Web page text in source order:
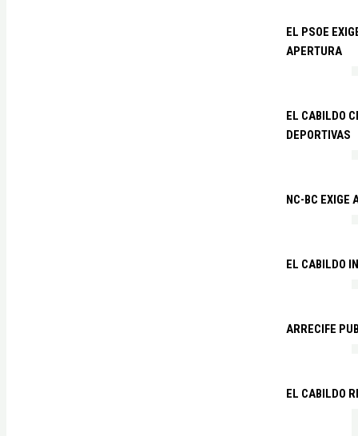
EL PSOE
APERTURA
EL CABILDO
DEPORTIVAS
NC-BC EXIGE
EL CABILDO
ARRECIFE
EL CABILDO